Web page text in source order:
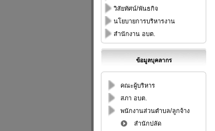
วิสัยทัศน์/พันธกิจ
นโยบายการบริหารงาน
สำนักงาน อบต.
ข้อมูลบุคลากร
คณะผู้บริหาร
สภา อบต.
พนักงานส่วนตำบล/ลูกจ้าง
สำนักปลัด